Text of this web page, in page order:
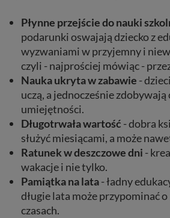
Płynne przejście do nauki
podarunki oswajają dziecko z
wyzwaniami w przyjemny i
czyli - najprościej mówiąc -
Nauka ukryta w zabawie -
uczą, a jednocześnie zdobywają
umiejętności.
Długotrwała wartość - dobra
służyć miesiącami, a może
Ratunek w deszczowe dni -
wakacje i nie tylko.
Pamiątka na lata- ładny
długie lata może przypominać
czasach.